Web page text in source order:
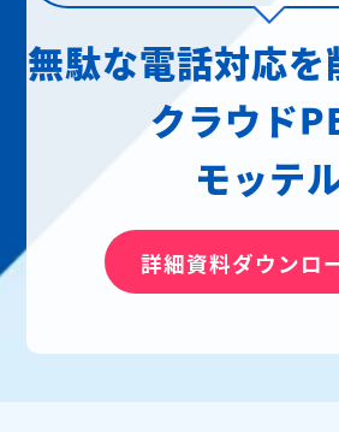
無駄な電話対応を
クラウド
モッテ
詳細資料ダウンロ